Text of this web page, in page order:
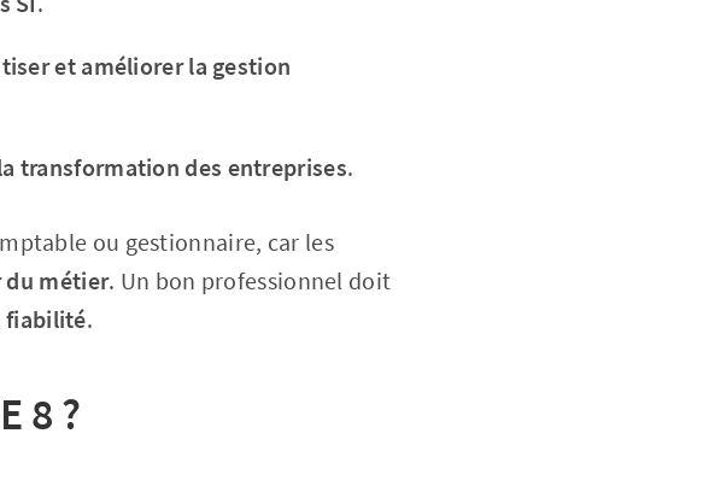
et améliorer la gestion
transformation des entreprises.
ou gestionnaire, car les
métier. Un bon professionnel doit
fiabilité.
8 ?